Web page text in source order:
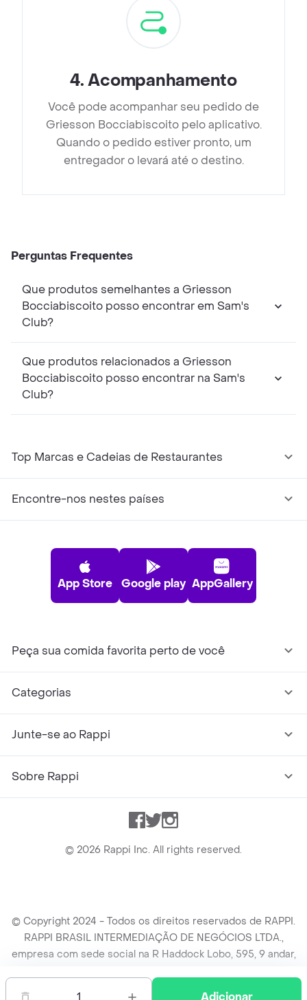
1 Adicionar
4.Acompanhamento
Você pode acompanhar seu pedido de
Griesson Bocciabiscoito pelo aplicativo.
Quando o pedido estiver pronto, um
entregador o levará até o destino.
Perguntas Frequentes
Que produtos semelhantes a Griesson
Bocciabiscoito posso encontrar em Sam's
Club?
Que produtos relacionados a Griesson
Bocciabiscoito posso encontrar na Sam's
Club?
Top Marcas e Cadeias de Restaurantes
Encontre-nos nestes países
App Store Google play AppGallery
Peça sua comida favorita perto de você
Categorias
Junte-se ao Rappi
Sobre Rappi
Facebook
TwitterInstagram
© 2026 Rappi Inc. All rights reserved.
© Copyright 2024 - Todos os direitos reservados de RAPPI.
RAPPI BRASIL INTERMEDIAÇÃO DE NEGÓCIOS LTDA.,
empresa com sede social na R Haddock Lobo, 595, 9 andar,